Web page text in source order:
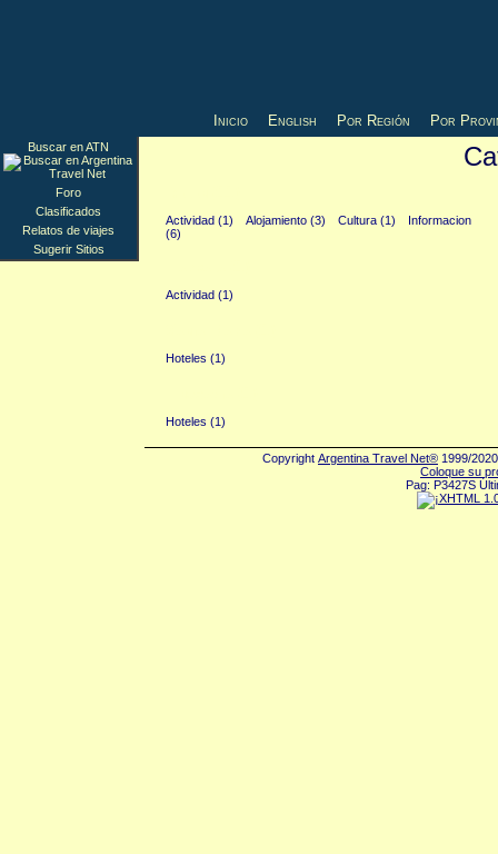
Inicio English Por Región Por
Actividad (1) Alojamiento (3) Cultura (1)
Informacion
(6)
Actividad (1)
Hoteles (1)
Hoteles (1)
Buscar en ATN
Foro
Clasificados
Relatos de viajes
Sugerir Sitios
Copyright Argentina Travel Net® 1999/
Coloque su
Pag: P3427S